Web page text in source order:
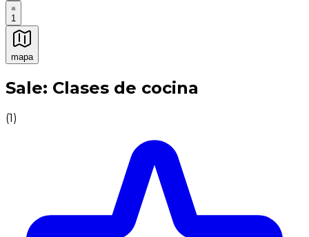
1
mapa
Experiencias culinarias inolvidables: Experiencias
Sale: Clases de cocina
(1)